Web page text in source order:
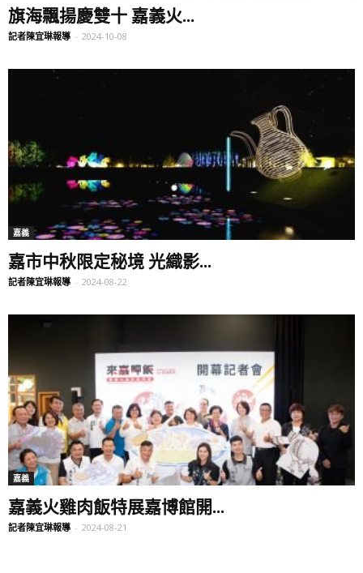
旗海飄揚慶雙十 嘉義火...
記者陳宜琳報導 - 2024-10-08
嘉義
嘉市中秋限定秘境 光織影...
記者陳宜琳報導 - 2024-08-22
嘉義
嘉義火雞肉飯特展嘉博館開...
記者陳宜琳報導 - 2024-08-21